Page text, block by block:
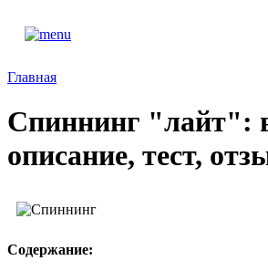
Главная
Спиннинг "лайт":
описание, тест,
Содержание: